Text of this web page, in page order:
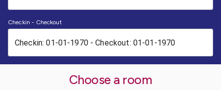
Checkin - Checkout
Choose a room